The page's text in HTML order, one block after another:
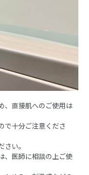
、直接肌へのご使用は
で十分ご注意くださ
い。
、医師に相談の上ご使